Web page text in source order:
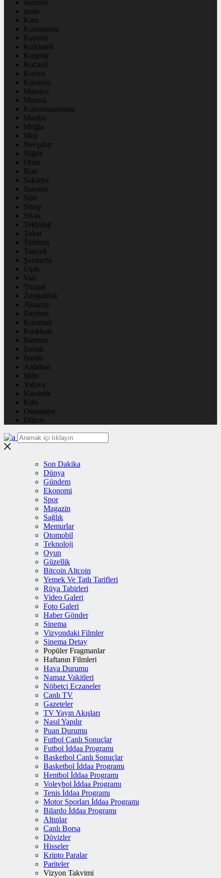
istanbul
izmir
Kars
Kastamonu
Kayseri
Kırklareli
Kırşehir
Kocaeli
Konya
Kütahya
Malatya
Manisa
Kahramanmaraş
Mardin
Muğla
Muş
Nevşehir
Niğde
Ordu
Rize
Sakarya
Samsun
Siirt
Sinop
Sivas
Tekirdağ
Tokat
Trabzon
Tunceli
Şanlıurfa
Uşak
Van
Yozgat
Zonguldak
Aksaray
Bayburt
Karaman
Kırıkkale
Batman
Şırnak
Bartın
Ardahan
Iğdır
Yalova
Karabük
Kilis
Osmaniye
Düzce
Son Dakika
Dünya
Gündem
Ekonomi
Spor
Magazin
Sağlık
Memurlar
Otomobil
Teknoloji
Oyun
Güzellik
Bitcoin Altcoin
Yemek Ve Tatlı Tarifleri
Rüya Tabirleri
Video Galeri
Foto Galeri
Haber Gönder
Sinema
Vizyondaki Filmler
Sinema Detay
Popüler Fragmanlar
Haftanın Filmleri
Hava Durumu
Namaz Vakitleri
Nöbetçi Eczaneler
Canlı TV
Gazeteler
TV Yayın Akışları
Nasıl Yapılır
Puan Durumu
Futbol Canlı Sonuçlar
Futbol İddaa Programı
Basketbol Canlı Sonuçlar
Basketbol İddaa Programı
Hentbol İddaa Programı
Voleybol İddaa Programı
Tenis İddaa Programı
Motor Sporları İddaa Programı
Bilardo İddaa Programı
Altınlar
Canlı Borsa
Dövizler
Hisseler
Kripto Paralar
Pariteler
Vizyon Takvimi